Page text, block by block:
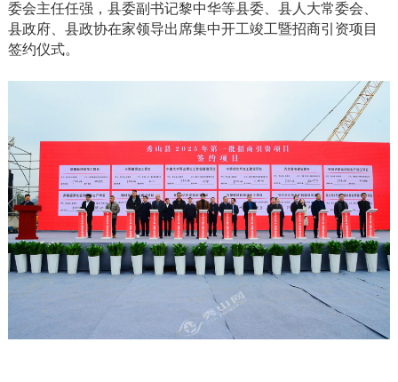
委会主任任强，县委副书记黎中华等县委、县人大常委会、
县政府、县政协在家领导出席集中开工竣工暨招商引资项目
签约仪式。